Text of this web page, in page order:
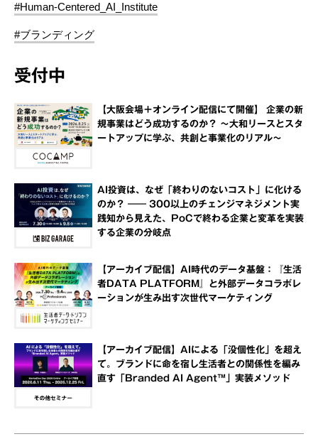
#Human-Centered_AI_Institute
#ブランディング
受付中
【大阪会場＋オンライン配信にて開催】 企業の新
規事業はどう成功するのか？ ～大和リースとスタ
ートアップに学ぶ、共創と事業化のリアル～
AI投資は、なぜ「終わりのないコスト」に化ける
のか？ ―― 300以上のチェンジマネジメント実
践知から見えた、PoCで終わる企業と変革を実装
する企業の分岐点
【アーカイブ配信】AI時代のデータ基盤：『生活
者DATA PLATFORM』と外部データコラボレ
ーションが生み出す次世代マーケティング
【アーカイブ配信】AIによる「没個性化」を超え
て。ブランドに命を宿し生活者との関係性を編み
直す「Branded AI Agent™」実装メソッド